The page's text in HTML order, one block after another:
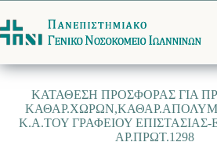
στο
περιεχόμενο
ΚΑΤΑΘΕΣΗ ΠΡΟΣΦΟΡΑΣ ΓΙΑ
Κ.Α.ΤΟΥ ΓΡΑΦΕΙΟΥ ΕΠΙΣΤΑΣΙΑΣ-
ΑΡ.ΠΡΩΤ.1298